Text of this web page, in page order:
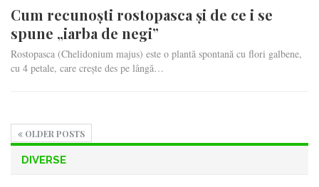
Cum recunoști rostopasca și de ce i se
spune „iarba de negi”
Rostopasca (Chelidonium majus) este o plantă spontană cu flori galbene,
cu 4 petale, care crește des pe lângă…
OLDER POSTS
DIVERSE